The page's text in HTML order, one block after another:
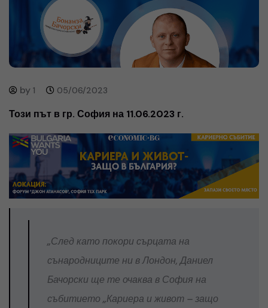
by 1 05/06/2023
Този път в гр. София на 11.06.2023 г.
„След като покори сърцата на
сънародниците ни в Лондон, Даниел
Бачорски ще те очаква в София на
събитието „Кариера и живот – защо